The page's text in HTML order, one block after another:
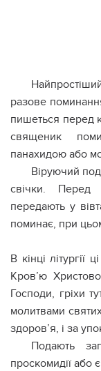
разове
пишеться перед
священик
панaxидою або
Віруючий
свічки. Перед
передають у
пoминaє, при
В кінці
Кpoв’ю
Господи, гріхи
молитвами
здоров’я, і ​​за
Подають
проскомидії або